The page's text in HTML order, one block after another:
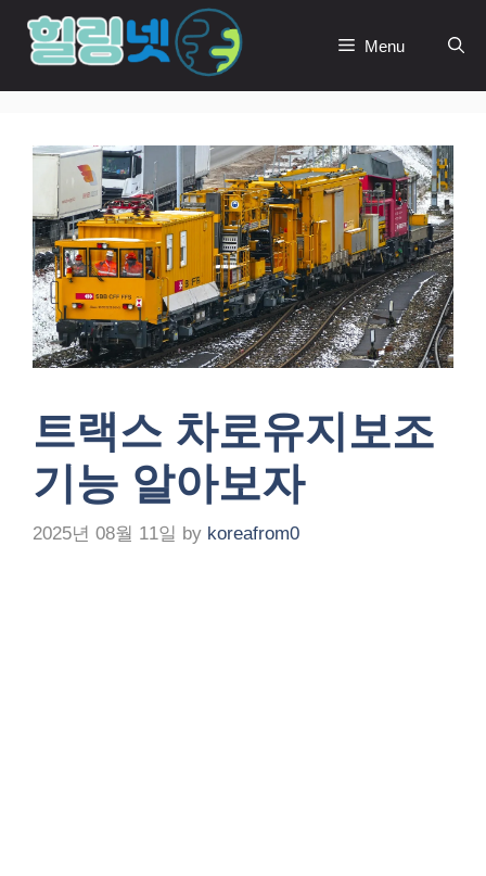
content
Menu
트랙스 차로유지보조
기능 알아보자
2025년 08월 11일 by koreafrom0